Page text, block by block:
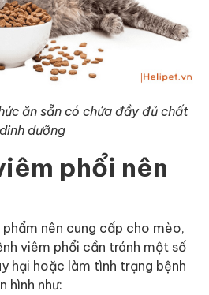
ăn sẵn có chứa đầy đủ chất
dinh dưỡng
phổi nên
nên cung cấp cho mèo,
viêm phổi cần tránh một số
hại hoặc làm tình trạng bệnh
hình như: